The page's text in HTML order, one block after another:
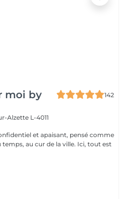
moi by
142
Alzette L-4011
et apaisant, pensé comme
au cur de la ville. Ici, tout est